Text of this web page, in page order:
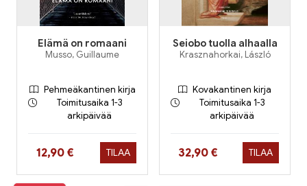
Elämä on romaani
Musso, Guillaume
Pehmeäkantinen kirja
Toimitusaika 1-3
arkipäivää
Hinta nyt
12,90 € TILAA
Seiobo tuolla alhaalla
Krasznahorkai, László
Kovakantinen kirja
Toimitusaika 1-3
arkipäivää
Hinta nyt
32,90 € TILAA